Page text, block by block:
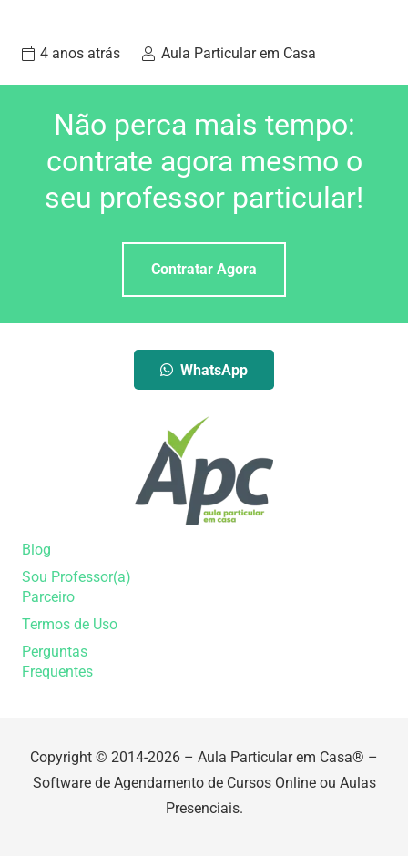
4 anos atrás Aula Particular em Casa
Não perca mais tempo:
contrate agora mesmo o
seu professor particular!
Contratar Agora
Blog
Sou Professor(a)
Parceiro
Termos de Uso
Perguntas
Frequentes
WhatsApp
Copyright © 2014-2026 – Aula Particular em Casa® –
Software de Agendamento de Cursos Online ou Aulas
Presenciais.